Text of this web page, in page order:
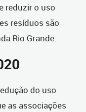
reduzir o uso
resíduos são
Rio Grande.
do uso
as associações